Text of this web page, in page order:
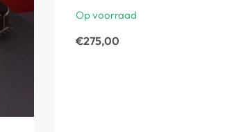
Op voorraad
€275,00